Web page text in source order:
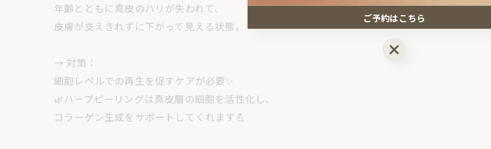
年齢とともに真皮のハリが失われて、
皮膚が支えきれずに下がって見える状態。
→ 対策：
細胞レベルでの再生を促すケアが必要✨
🌿ハーブピーリングは真皮層の細胞を活性化し、
コラーゲン生成をサポートしてくれます💪
ご予約はこちら
ご予約はこちら